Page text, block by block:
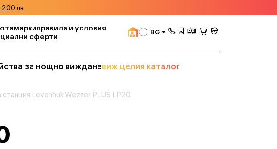
лв.
маркиправила и условия
оферти BG
за нощно вижданевиж целия каталог
Levenhuk Wezzer PLUS LP20